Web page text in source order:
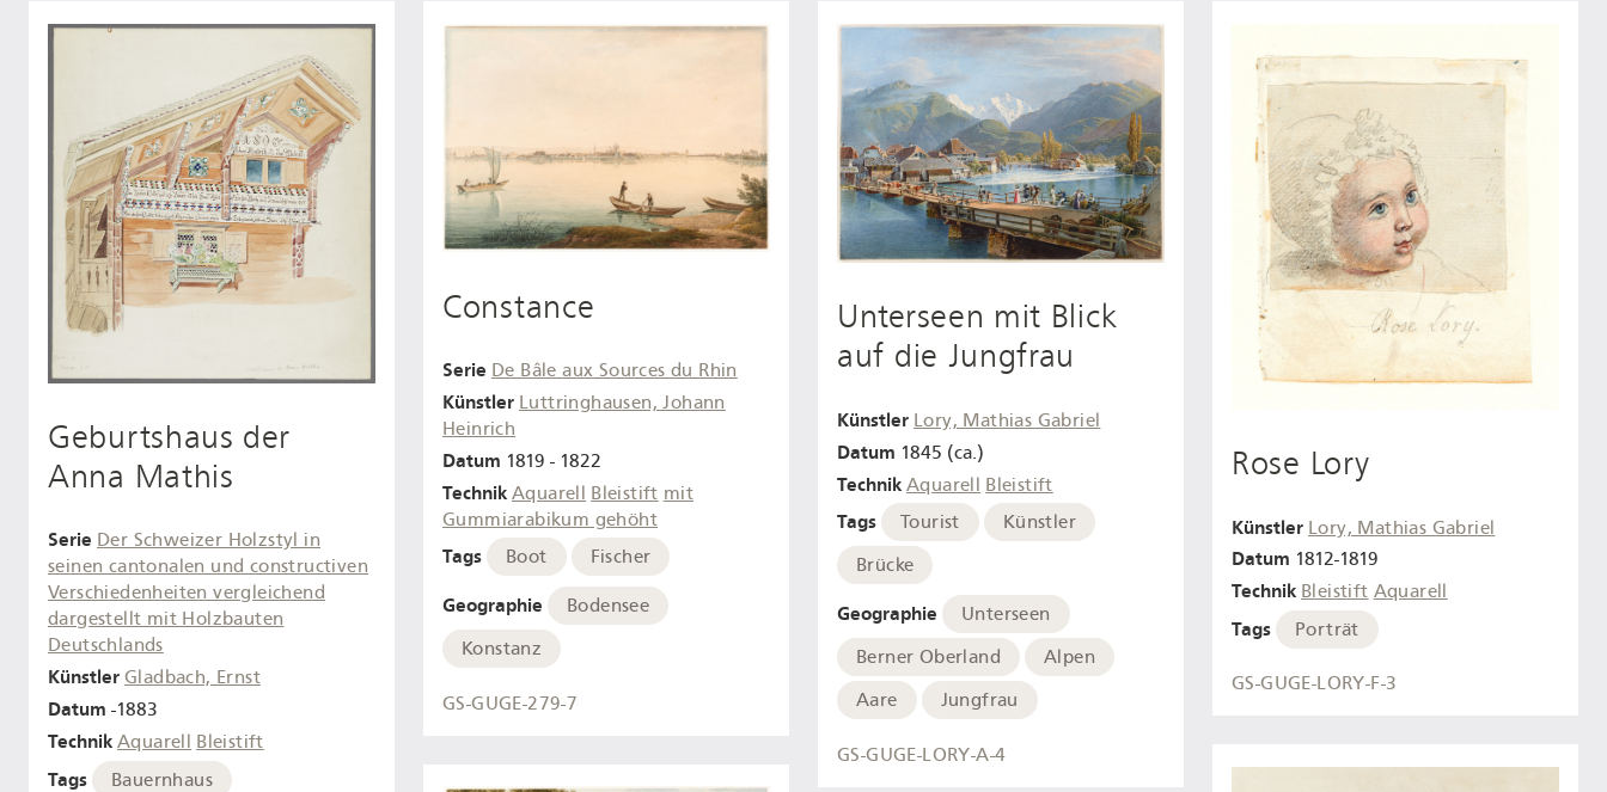
Geburtshaus der
Anna Mathis
Serie Der Schweizer Holzstyl in
seinen cantonalen und constructiven
Verschiedenheiten vergleichend
dargestellt mit Holzbauten
Deutschlands
Künstler Gladbach, Ernst
Datum -1883
Technik Aquarell Bleistift
Tags Bauernhaus
Constance
Serie De Bâle aux Sources du Rhin
Künstler Luttringhausen, Johann
Heinrich
Datum 1819 - 1822
Technik Aquarell Bleistift mit
Gummiarabikum gehöht
Tags Boot Fischer
Geographie
Bodensee
Konstanz
GS-GUGE-279-7
Unterseen mit Blick
auf die Jungfrau
Künstler Lory, Mathias Gabriel
Datum 1845 (ca.)
Technik Aquarell Bleistift
Tags Tourist
Künstler
Brücke
Geographie
Unterseen
Berner Oberland
Alpen
Aare
Jungfrau
GS-GUGE-LORY-A-4
Rose Lory
Künstler Lory, Mathias Gabriel
Datum 1812-1819
Technik Bleistift Aquarell
Tags Porträt
GS-GUGE-LORY-F-3